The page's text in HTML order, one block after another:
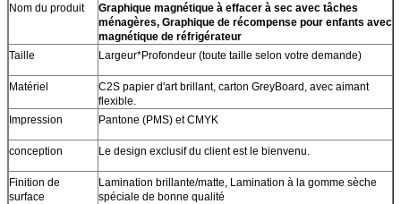
Nom du produit
Graphique magnétique à effacer à sec avec tâches
ménagères, Graphique de récompense pour enfants avec
magnétique de réfrigérateur
Taille
Largeur*Profondeur (toute taille selon votre demande)
Matériel
C2S papier d'art brillant, carton GreyBoard, avec aimant
flexible.
Impression
Pantone (PMS) et CMYK
conception Le design exclusif du client est le bienvenu.
Finition de
surface
Lamination brillante/matte, Lamination à la gomme sèche
spéciale de bonne qualité